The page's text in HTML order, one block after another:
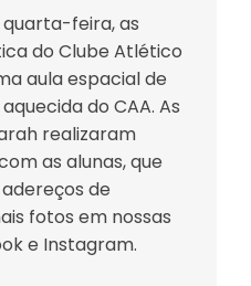
quarta-feira, as
do Clube Atlético
aula espacial de
do CAA. As
realizaram
as alunas, que
de
fotos em nossas
e Instagram.